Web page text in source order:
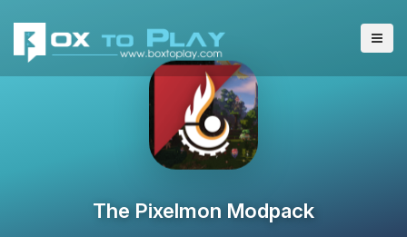
The Pixelmon Modpack